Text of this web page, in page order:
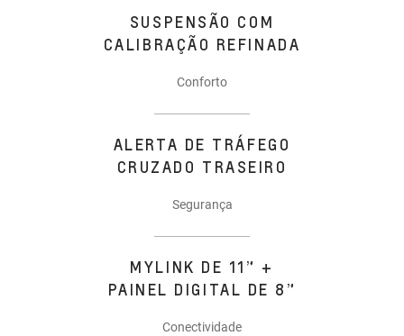
SUSPENSÃO COM
CALIBRAÇÃO REFINADA
Conforto
ALERTA DE TRÁFEGO
CRUZADO TRASEIRO
Segurança
MYLINK DE 11” +
PAINEL DIGITAL DE 8”
Conectividade